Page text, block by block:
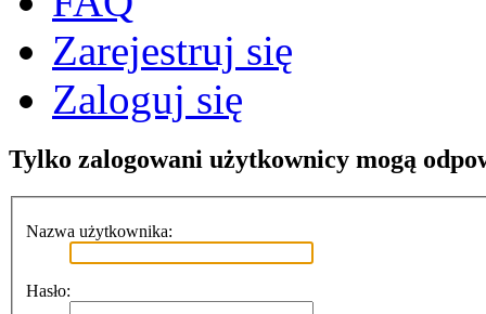
Zarejestruj się
Zaloguj się
Tylko zalogowani użytkownicy mogą
Nazwa użytkownika:
Hasło: